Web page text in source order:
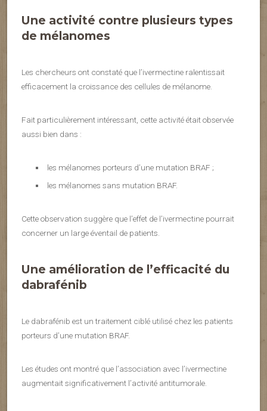
Une activité contre plusieurs types
de mélanomes
Les chercheurs ont constaté que l’ivermectine ralentissait
efficacement la croissance des cellules de mélanome.
Fait particulièrement intéressant, cette activité était observée
aussi bien dans :
les mélanomes porteurs d’une mutation BRAF ;
les mélanomes sans mutation BRAF.
Cette observation suggère que l’effet de l’ivermectine pourrait
concerner un large éventail de patients.
Une amélioration de l’efficacité du
dabrafénib
Le dabrafénib est un traitement ciblé utilisé chez les patients
porteurs d’une mutation BRAF.
Les études ont montré que l’association avec l’ivermectine
augmentait significativement l’activité antitumorale.